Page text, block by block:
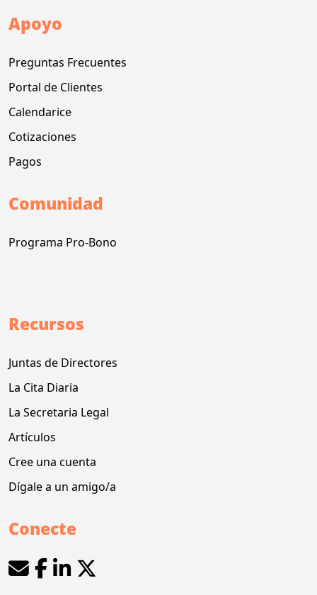
Apoyo
Preguntas Frecuentes
Portal de Clientes
Calendarice
Cotizaciones
Pagos
Comunidad
Programa Pro-Bono
Recursos
Juntas de Directores
La Cita Diaria
La Secretaria Legal
Artículos
Cree una cuenta
Dígale a un amigo/a
Conecte